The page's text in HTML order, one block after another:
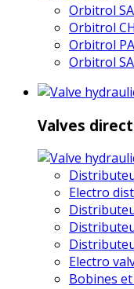
Orbitrol
Orbitrol
Orbitrol
Orbitrol
Valves
Electro
Electro
Bobines